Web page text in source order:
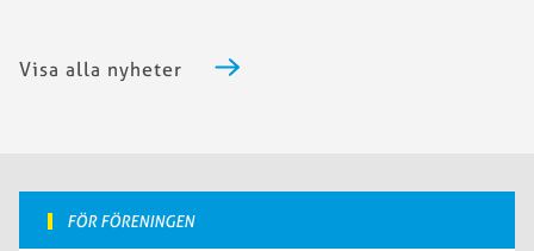
Visa alla nyheter
FÖR FÖRENINGEN